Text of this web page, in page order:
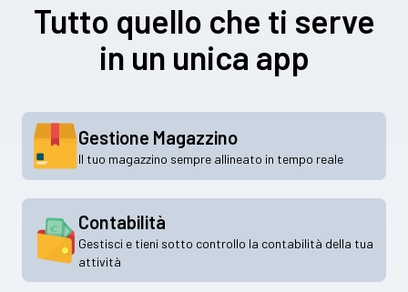
Tutto quello che ti serve
in un unica app
Gestione Magazzino
Il tuo magazzino sempre allineato in tempo reale
Contabilità
Gestisci e tieni sotto controllo la contabilità della tua
attività